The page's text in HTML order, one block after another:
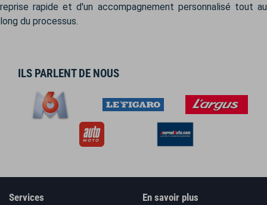
reprise rapide et d'un accompagnement personnalisé tout au
long du processus.
ILS PARLENT DE NOUS
Services En savoir plus